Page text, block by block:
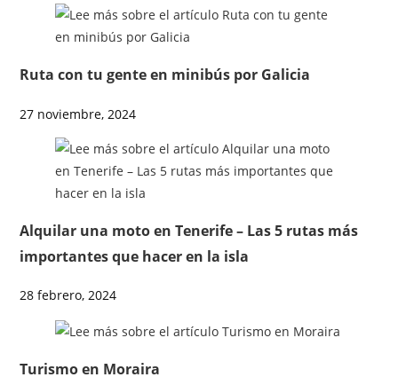
Ruta con tu gente en minibús por Galicia
27 noviembre, 2024
Alquilar una moto en Tenerife – Las 5 rutas más
importantes que hacer en la isla
28 febrero, 2024
Turismo en Moraira